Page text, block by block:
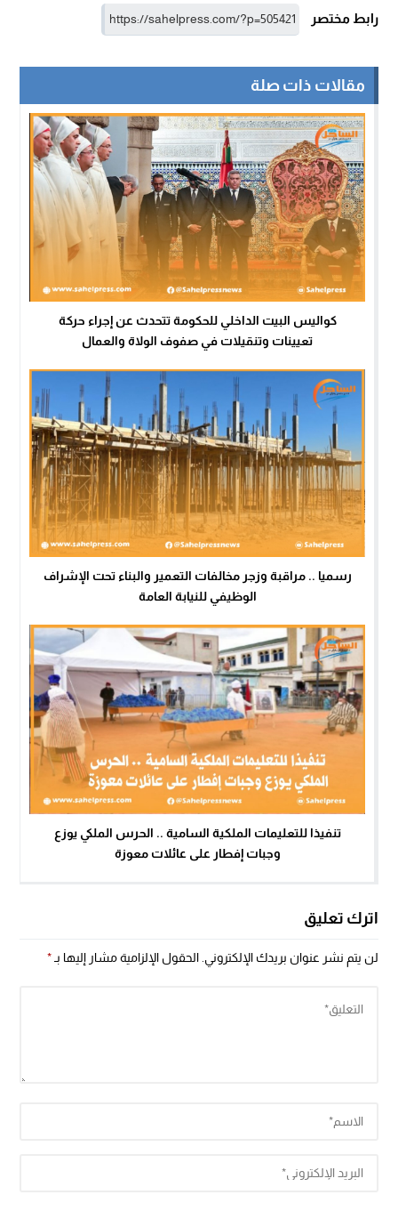
رابط مختصر
مقالات ذات صلة
كواليس البيت الداخلي للحكومة تتحدث عن إجراء حركة
تعيينات وتنقيلات في صفوف الولاة والعمال
رسميا .. مراقبة وزجر مخالفات التعمير والبناء تحت الإشراف
الوظيفي للنيابة العامة
تنفيذا للتعليمات الملكية السامية .. الحرس الملكي يوزع
وجبات إفطار على عائلات معوزة
اترك تعليق
لن يتم نشر عنوان بريدك الإلكتروني. الحقول الإلزامية مشار إليها بـ*